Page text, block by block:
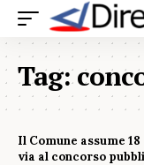
Tag:
Il Comune assume
via al concorso